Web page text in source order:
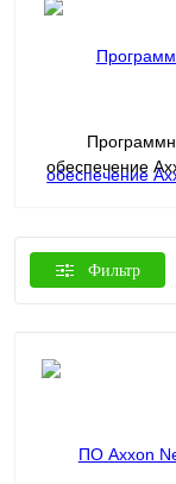
обеспечение
Фильтр